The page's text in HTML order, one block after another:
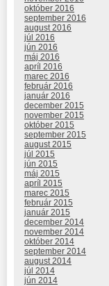
október 2016
september 2016
august 2016
júl 2016
jún 2016
máj 2016
apríl 2016
marec 2016
február 2016
január 2016
december 2015
november 2015
október 2015
september 2015
august 2015
júl 2015
jún 2015
máj 2015
apríl 2015
marec 2015
február 2015
január 2015
december 2014
november 2014
október 2014
september 2014
august 2014
júl 2014
jún 2014